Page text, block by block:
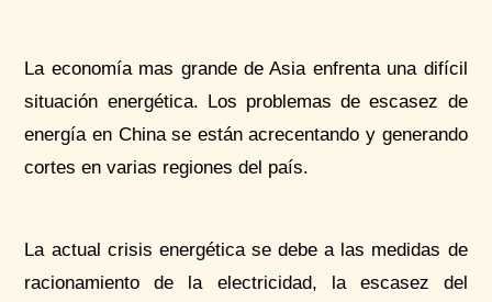
La economía mas grande de Asia enfrenta una difícil
situación energética. Los problemas de escasez de
energía en China se están acrecentando y generando
cortes en varias regiones del país.
La actual crisis energética se debe a las medidas de
racionamiento de la electricidad, la escasez del